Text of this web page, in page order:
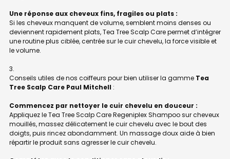
Une réponse aux cheveux fins, fragiles ou plats :
Si les cheveux manquent de volume, semblent moins denses ou
deviennent rapidement plats, Tea Tree Scalp Care permet d’intégrer
une routine plus ciblée, centrée sur le cuir chevelu, la force visible et
le volume.
Conseils utiles de nos coiffeurs pour bien utiliser la gamme Tea
Tree Scalp Care Paul Mitchell :
Commencez par nettoyer le cuir chevelu en douceur :
Appliquez le Tea Tree Scalp Care Regeniplex Shampoo sur cheveux
mouillés, massez délicatement le cuir chevelu avec le bout des
doigts, puis rincez abondamment. Un massage doux aide à bien
répartir le produit sans agresser le cuir chevelu.